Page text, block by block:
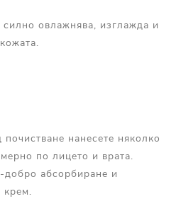
овлажнява, изглажда и
нанесете няколко
по лицето и врата.
добро абсорбиране и
крем.